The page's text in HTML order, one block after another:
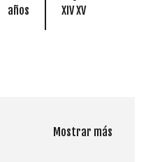
años
XIV XV
Mostrar más